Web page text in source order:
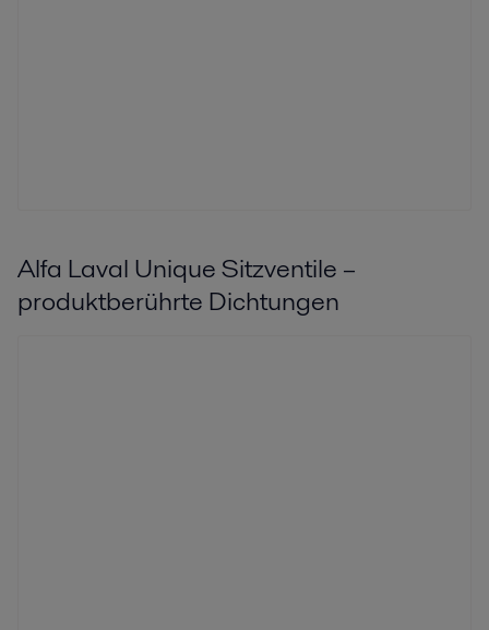
Alfa Laval Unique Sitzventile –
produktberührte Dichtungen